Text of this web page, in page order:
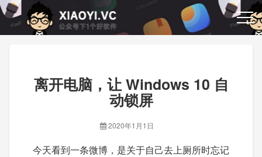
离开电脑，让 Windows 10 自
动锁屏
2020年1月1日
今天看到一条微博，是关于自己去上厕所时忘记